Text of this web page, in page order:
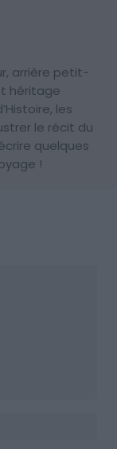
arrière petit-
héritage
les
le récit du
quelques
!